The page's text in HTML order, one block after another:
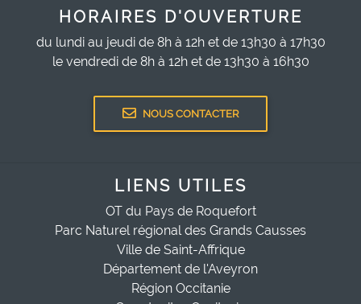
HORAIRES D'OUVERTURE
du lundi au jeudi de 8h à 12h et de 13h30 à 17h30
le vendredi de 8h à 12h et de 13h30 à 16h30
NOUS CONTACTER
LIENS UTILES
OT du Pays de Roquefort
Parc Naturel régional des Grands Causses
Ville de Saint-Affrique
Département de l'Aveyron
Région Occitanie